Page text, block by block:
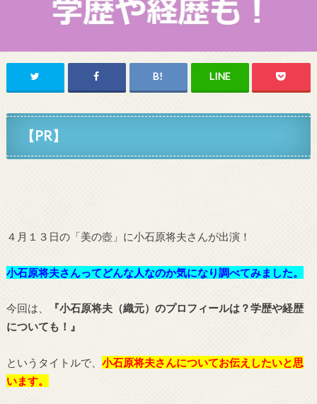
【PR】
４月１３日の「美の壺」に小石原将夫さんが出演！
小石原将夫さんってどんな人なのか気になり調べてみました。
今回は、
『小石原将夫（織元）のプロフィールは？学歴や経歴
についても！』
というタイトルで、 小石原将夫さんについてお伝えしたいと思
います。